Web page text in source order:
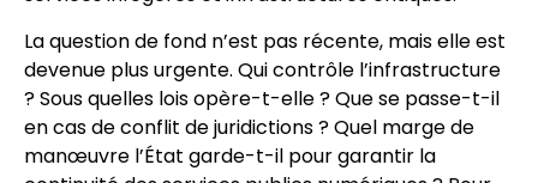
La question de fond n’est pas récente, mais elle est
devenue plus urgente. Qui contrôle l’infrastructure
? Sous quelles lois opère-t-elle ? Que se passe-t-il
en cas de conflit de juridictions ? Quel marge de
manœuvre l’État garde-t-il pour garantir la